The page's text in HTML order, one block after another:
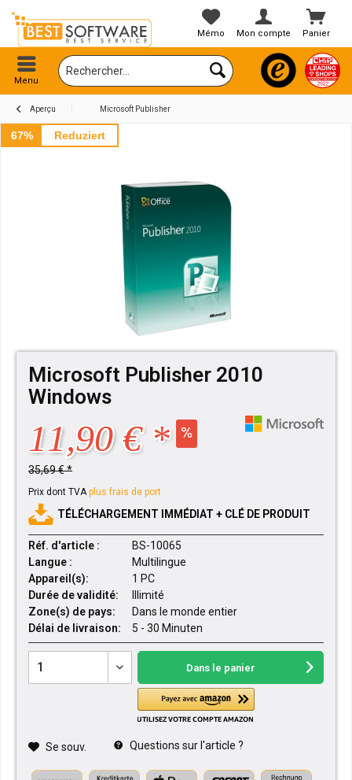
Panier
Mémo Mon compte
Menu
Aperçu Microsoft Publisher
67% Reduziert
Microsoft Publisher 2010
Windows
11,90 € *
35,69 € *
Prix dont TVAplus frais de port
TÉLÉCHARGEMENT IMMÉDIAT + CLÉ DE PRODUIT
Réf. d'article :
BS-10065
Langue :
Multilingue
Appareil(s):
1 PC
Durée de validité:
Illimité
Zone(s) de pays:
Dans le monde entier
Délai de livraison:
5 - 30 Minuten
Dans le panier
Se souv. Questions sur l'article ?